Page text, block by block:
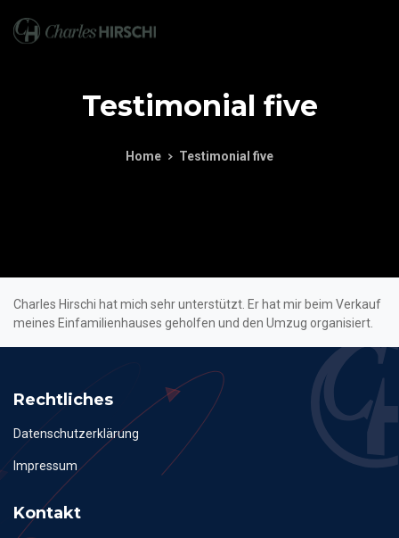
Testimonial five
Home Testimonial five
Charles Hirschi hat mich sehr unterstützt. Er hat mir beim Verkauf
meines Einfamilienhauses geholfen und den Umzug organisiert.
Rechtliches
Datenschutzerklärung
Impressum
Kontakt